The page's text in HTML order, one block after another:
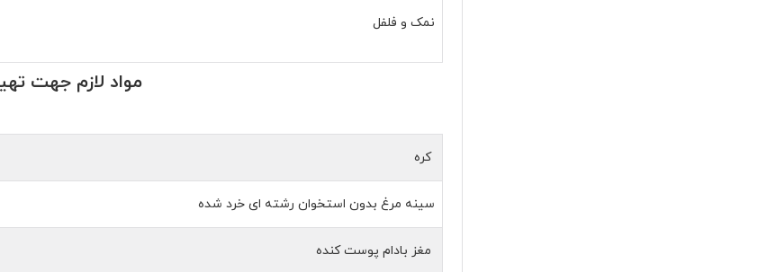
نمک و فلفل
مواد لازم جهت
کره
سینه مرغ بدون استخوان رشته ای خرد شده
مغز بادام پوست کنده